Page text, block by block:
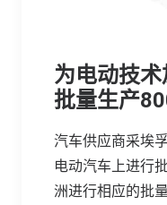
为电动技
批量生产
汽车供应商采埃
电动汽车上进行
洲进行相应的批